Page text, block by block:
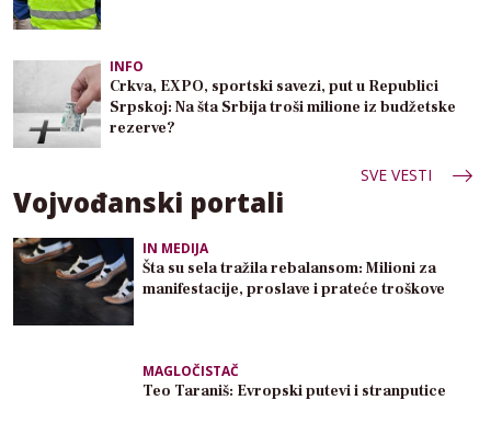
INFO
Crkva, EXPO, sportski savezi, put u Republici
Srpskoj: Na šta Srbija troši milione iz budžetske
rezerve?
SVE VESTI
Vojvođanski portali
IN MEDIJA
Šta su sela tražila rebalansom: Milioni za
manifestacije, proslave i prateće troškove
MAGLOČISTAČ
Teo Taraniš: Evropski putevi i stranputice